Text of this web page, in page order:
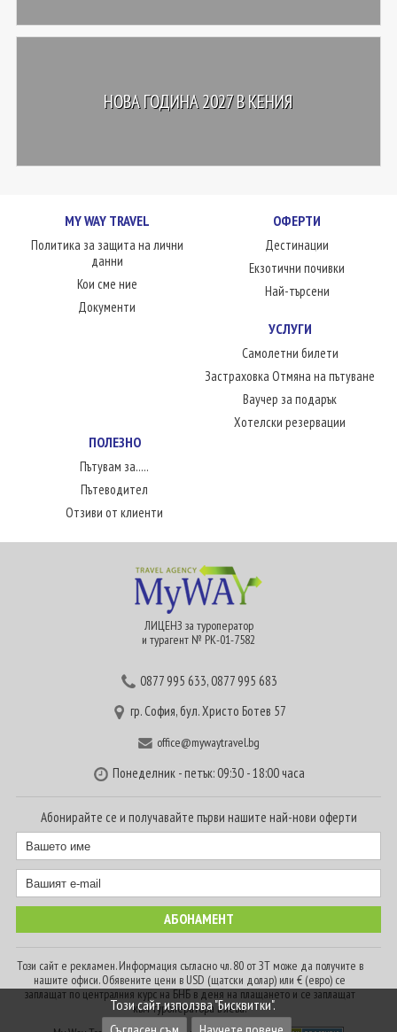
НОВА ГОДИНА 2027 В КЕНИЯ
MY WAY TRAVEL
Политика за защита на лични
данни
Кои сме ние
Документи
ОФЕРТИ
Дестинации
Екзотични почивки
Най-търсени
УСЛУГИ
Самолетни билети
Застраховка Отмяна на пътуване
Ваучер за подарък
Хотелски резервации
ПОЛЕЗНО
Пътувам за.....
Пътеводител
Отзиви от клиенти
ЛИЦЕНЗ за туроператор
и турагент № РК-01-7582
0877 995 633,0877 995 683
гр. София, бул. Христо Ботев 57
office@mywaytravel.bg
Понеделник - петък: 09:30 - 18:00 часа
Абонирайте се и получавайте първи нашите най-нови оферти
Този сайт е рекламен. Информация съгласно чл. 80 от ЗТ може да получите в
нашите офиси. Обявените цени в USD (щатски долар) или € (евро) се
заплащат по централния курс на БНБ в деня на плащането и се заплащат
към туроператора в лева.
Този сайт използва "Бисквитки".